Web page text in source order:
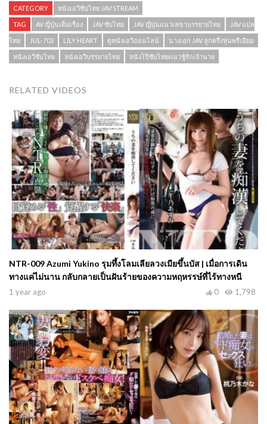
CATEGORY หนังเอวีซับไทย JAV STREAM
TAG AV ญี่ปุ่นเต็มเรื่อง JAV ซับไทย JAV ญี่ปุ่นแนวเลขาบรรยายไทย JAV แปล
ไทย JUL-703 LILY HEART ดูหนังเอวีออนไลน์ นางเอก JAV ลูกครึ่งหุ่นพรีเมียม
หนังเอวีซับไทย หนังเอวีบรรยายไทย หนังโป๊ซับไทยแนวชู้รักเจ้านาย
RELATED VIDEOS
NTR-009 Azumi Yukino รุมทึ้งโลมเลียลวงเมียขึ้นบัส | เมื่อการเดิน
ทางแค่ไม่นาน กลับกลายเป็นฝันร้ายของความหฤหรรษ์ที่ไร้ทางหนี
1 year ago 1,798
0